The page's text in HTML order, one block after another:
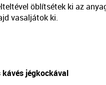
öblítsétek ki az
vasaljátok ki.
jégkockával